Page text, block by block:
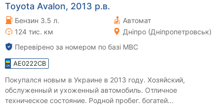
Toyota Avalon, 2013 р.в.
Бензин 3.5 л.
Автомат
124 тис. км
Дніпро (Дніпропетровськ)
Перевірено за номером по базі МВС
AE0222CB
Покупался новым в Украине в 2013 году. Хозяйский,
обслуженный и ухоженный автомобиль. Отличное
техническое состояние. Родной пробег. богатей...